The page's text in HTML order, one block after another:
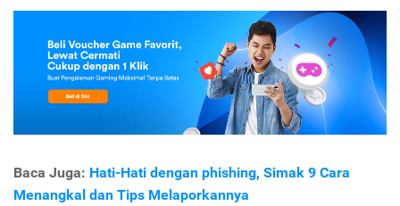
Baca Juga: Hati-Hati dengan phishing, Simak 9 Cara
Menangkal dan Tips Melaporkannya